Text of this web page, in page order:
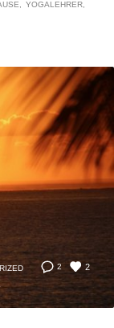
YOGALEHRER
2 2